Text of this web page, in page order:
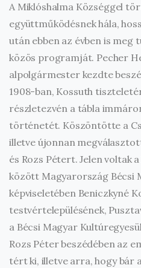
A Miklóshalma Községgel
együttműködésnek hála,
után ebben az évben is meg
közös programját. Pecher
alpolgármester kezdte
1908-ban, Kossuth
részletezvén a tábla
történetét. Köszöntötte a
illetve újonnan
és Rozs Pétert. Jelen voltak
között Magyarország Bécsi
képviseletében Beniczkyné
testvértelepülésének,
a Bécsi Magyar
Rozs Péter beszédében az
tért ki, illetve arra, hogy bár